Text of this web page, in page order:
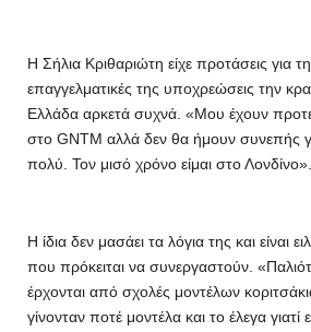
Η Σήλια Κριθαριώτη είχε προτάσεις για
επαγγελματικές της υποχρεώσεις την
Ελλάδα αρκετά συχνά. «Μου έχουν
στο GNTM αλλά δεν θα ήμουν συνεπής
πολύ. Τον μισό χρόνο είμαι στο Λονδίνο».
Η ίδια δεν μασάει τα λόγια της και είναι
που πρόκειται να συνεργαστούν.
έρχονται από σχολές μοντέλων
γίνονταν ποτέ μοντέλα και το έλεγα γιατί